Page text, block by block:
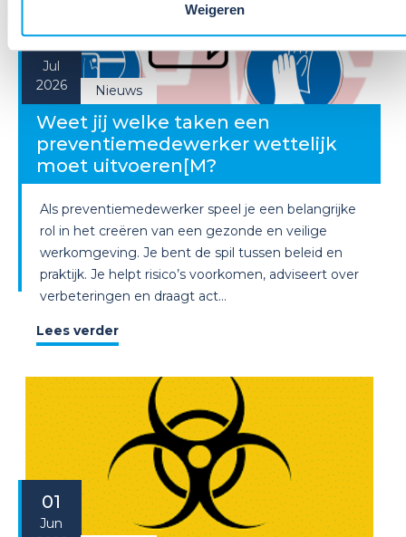
Weigeren
09
Jul
2026
Nieuws
Weet jij welke taken een
preventiemedewerker wettelijk
moet uitvoeren[M?
Als preventiemedewerker speel je een belangrijke
rol in het creëren van een gezonde en veilige
werkomgeving. Je bent de spil tussen beleid en
praktijk. Je helpt risico’s voorkomen, adviseert over
verbeteringen en draagt act...
Lees verder
01
Jun